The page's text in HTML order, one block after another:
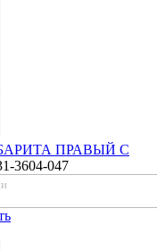
ПРАВЫЙ С
3604-047